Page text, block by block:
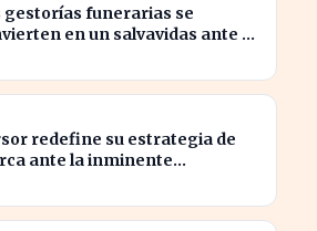
gestorías funerarias se
en un salvavidas ante el
un fallecimiento.
redefine su estrategia de
ante la inminente